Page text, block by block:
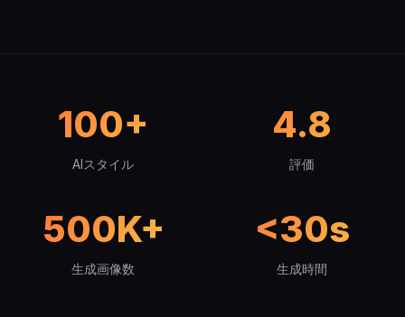
100+
AIスタイル
4.8
評価
500K+
生成画像数
<30s
生成時間